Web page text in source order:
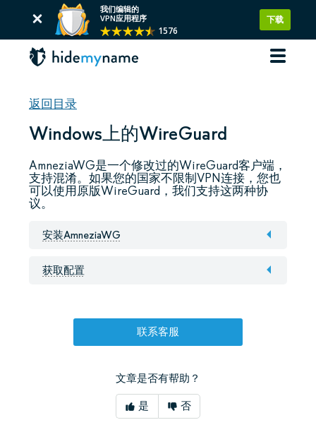
我们编辑的
VPN应用程序
1576
下载
返回目录
Windows上的WireGuard
AmneziaWG是一个修改过的WireGuard客户端，
支持混淆。如果您的国家不限制VPN连接，您也
可以使用原版WireGuard，我们支持这两种协
议。
安装AmneziaWG
获取配置
联系客服
文章是否有帮助？
是 否